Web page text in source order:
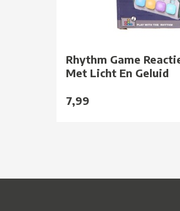
Rhythm Game
Met Licht En Geluid
7,99